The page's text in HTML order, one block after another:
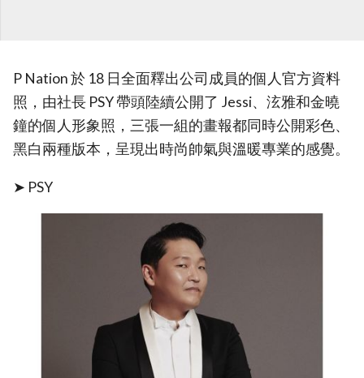
P Nation 於 18 日全面釋出公司成員的個人官方資料
照，由社長 PSY 帶頭陸續公開了 Jessi、泫雅和金曉
鐘的個人形象照，三張一組的畫報都同時公開彩色、
黑白兩種版本，呈現出時尚帥氣與溫暖專業的感覺。
➤ PSY